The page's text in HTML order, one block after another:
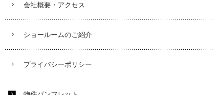
会社概要・アクセス
ショールームのご紹介
プライバシーポリシー